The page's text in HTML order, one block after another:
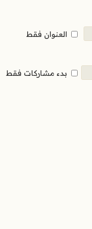
العنوان فقط
بدء مشاركات فقط